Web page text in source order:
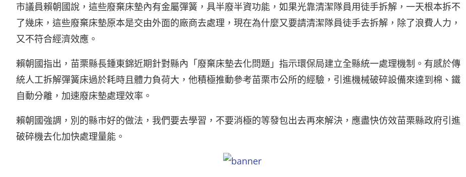
市議員賴朝國說，這些廢棄床墊內有金屬彈簧，具半廢半資功能，如果光靠清潔隊員用徒手拆解，一天根本拆不
了幾床，這些廢棄床墊原本是交由外面的廠商去處理，現在為什麼又要請清潔隊員徒手去拆解，除了浪費人力，
又不符合經濟效應。
賴朝國指出，苗栗縣長鍾東錦近期針對縣內「廢棄床墊去化問題」指示環保局建立全縣統一處理機制。有感於傳
統人工拆解彈簧床過於耗時且體力負荷大，他積極推動參考苗栗市公所的經驗，引進機械破碎設備來達到棉、鐵
自動分離，加速廢床墊處理效率。
賴朝國強調，別的縣市好的做法，我們要去學習，不要消極的等發包出去再來解決，應盡快仿效苗栗縣政府引進
破碎機去化加快處理量能。